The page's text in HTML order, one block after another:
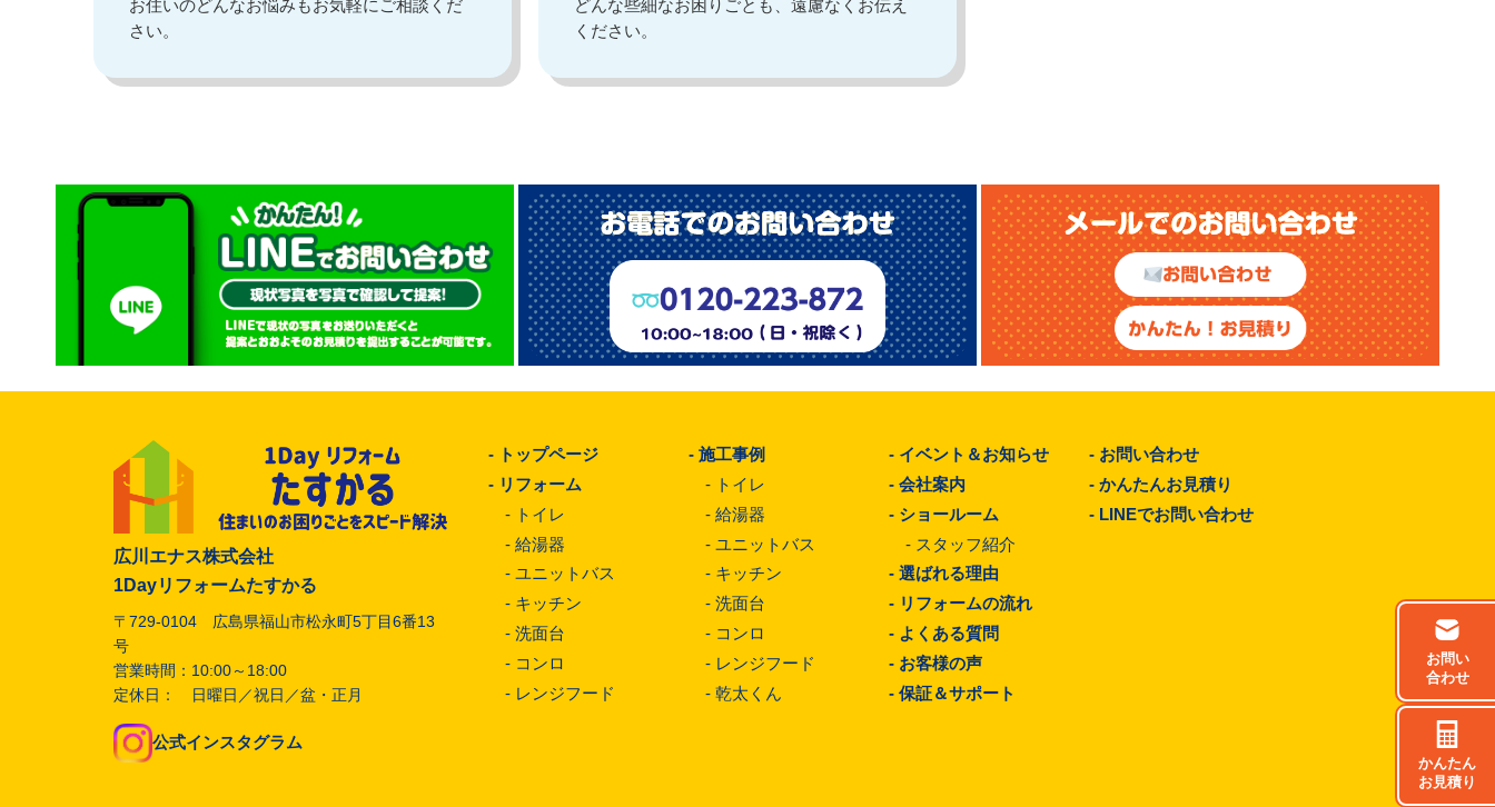
お住いのどんなお悩みもお気軽にご相談くだ
さい。
どんな些細なお困りごとも、遠慮なくお伝え
ください。
広川エナス株式会社
1Dayリフォームたすかる
〒729-0104 広島県福山市松永町5丁目6番13
号
営業時間：10:00～18:00
定休日： 日曜日／祝日／盆・正月
公式インスタグラム
-
トップページ
- リフォーム
- トイレ
-給湯器
-ユニットバス
- キッチン
-洗面台
- コンロ
- レンジフード
-施工事例
- トイレ
-給湯器
-ユニットバス
- キッチン
-洗面台
- コンロ
- レンジフード
-乾太くん
- イベント＆お知らせ
-会社案内
- ショールーム
- スタッフ紹介
-選ばれる理由
- リフォームの流れ
- よくある質問
- お客様の声
-保証＆サポート
- お問い合わせ
-かんたんお見積り
- LINEでお問い合わせ
お問い
合わせ
かんたん
お見積り